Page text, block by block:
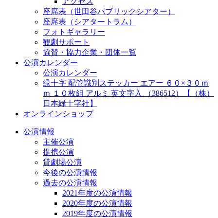
座席表（世田谷パブリックシアター）
座席表（シアタートラム）
フォトギャラリー
観劇サポート
協賛・協力企業・団体一覧
公演カレンダー
公演カレンダー
緑十字 配管識別ステッカー エアー ６０×３０ｍ
ｍ １０枚組 アルミ 英文字入 （386512）【（株）
日本緑十字社】
オンラインショップ
公演情報
主催公演
提携公演
貸劇場公演
今後の公演情報
過去の公演情報
2021年度の公演情報
2020年度の公演情報
2019年度の公演情報